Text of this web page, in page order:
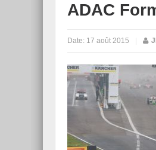
ADAC
Date: 17 août 2015